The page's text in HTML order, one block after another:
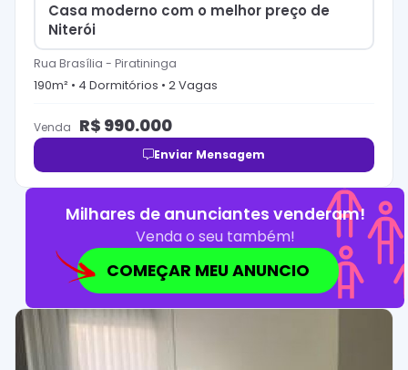
Casa moderno com o melhor preço de
Niterói
Rua Brasília - Piratininga
190m² • 4 Dormitórios • 2Vagas
Venda R$ 990.000
Enviar Mensagem
Milhares de anunciantes venderam!
Venda o seu também!
COMEÇAR MEU ANUNCIO